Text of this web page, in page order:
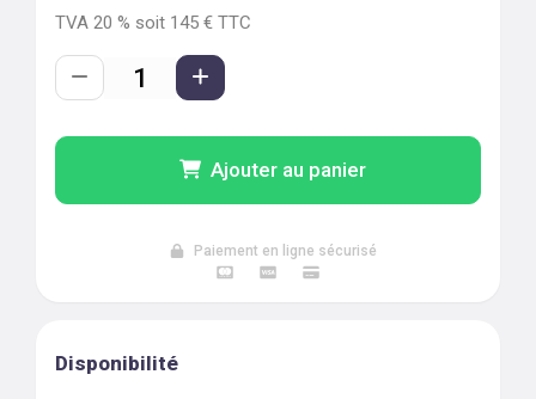
TVA 20 % soit 145 € TTC
Ajouter au panier
Paiement en ligne sécurisé
Disponibilité